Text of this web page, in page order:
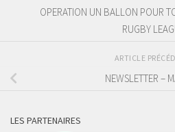
OPERATION UN BALLON POUR
RUGBY
ARTICLE
NEWSLETTER –
LES PARTENAIRES